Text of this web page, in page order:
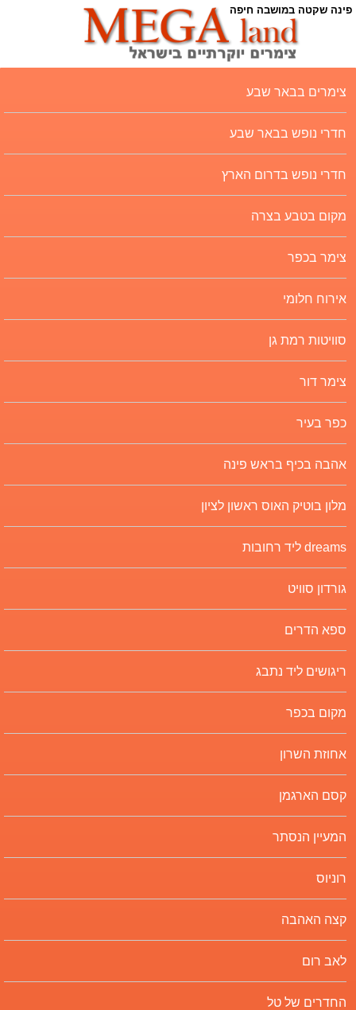
פינה שקטה במושבה חיפה
צימרים בבאר שבע
חדרי נופש בבאר שבע
חדרי נופש בדרום הארץ
מקום בטבע בצרה
צימר בכפר
אירוח חלומי
סוויטות רמת גן
צימר דור
כפר בעיר
אהבה בכיף בראש פינה
מלון בוטיק האוס ראשון לציון
dreams ליד רחובות
גורדון סוויט
ספא הדרים
ריגושים ליד נתבג
מקום בכפר
אחוזת השרון
קסם הארגמן
המעיין הנסתר
רוניוס
קצה האהבה
לאב רום
החדרים של טל